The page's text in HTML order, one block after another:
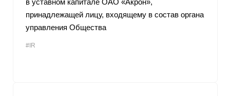
в уставном капитале ОАО «Акрон»,
принадлежащей лицу, входящему в состав органа
управления Общества
#IR